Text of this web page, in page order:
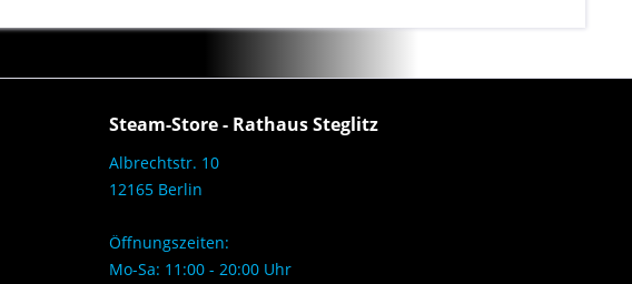
Steam-Store - Rathaus Steglitz
Albrechtstr. 10
12165 Berlin
Öffnungszeiten:
Mo-Sa: 11:00 - 20:00 Uhr